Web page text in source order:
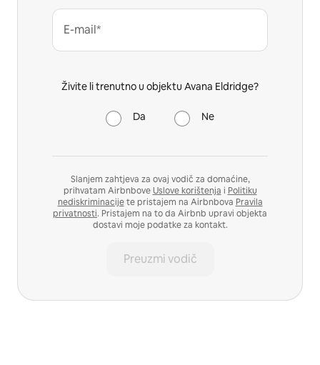
E-mail*
Živite li trenutno u objektu Avana Eldridge?
Da Ne
Slanjem zahtjeva za ovaj vodič za domaćine,
prihvatam AirbnboveUslove korištenja i Politiku
nediskriminacijete pristajem na Airbnbova Pravila
privatnosti. Pristajem na to da Airbnb upravi objekta
dostavi moje podatke za kontakt.
Preuzmi vodič